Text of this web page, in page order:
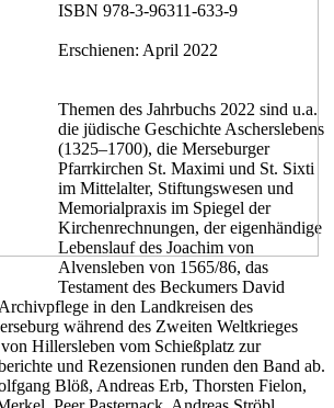
ISBN 978-3-96311-633-9
Erschienen: April 2022
Themen des Jahrbuchs 2022 sind u.a.
die jüdische Geschichte Ascherslebens
(1325–1700), die Merseburger
Pfarrkirchen St. Maximi und St. Sixti
im Mittelalter, Stiftungswesen und
Memorialpraxis im Spiegel der
Kirchenrechnungen, der eigenhändige
Lebenslauf des Joachim von
Alvensleben von 1565/86, das
Testament des Beckumers David
in den Landkreisen des
während des Zweiten Weltkrieges
Hillersleben vom Schießplatz zur
und Rezensionen runden den Band ab.
Blöß, Andreas Erb, Thorsten Fielon,